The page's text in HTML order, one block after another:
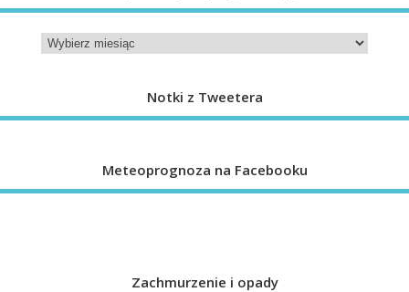
Notki z Tweetera
Meteoprognoza na Facebooku
Zachmurzenie i opady